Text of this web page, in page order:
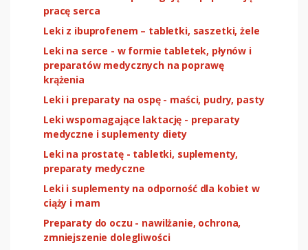
pracę serca
Leki z ibuprofenem – tabletki, saszetki, żele
Leki na serce - w formie tabletek, płynów i
preparatów medycznych na poprawę
krążenia
Leki i preparaty na ospę - maści, pudry, pasty
Leki wspomagające laktację - preparaty
medyczne i suplementy diety
Leki na prostatę - tabletki, suplementy,
preparaty medyczne
Leki i suplementy na odporność dla kobiet w
ciąży i mam
Preparaty do oczu - nawilżanie, ochrona,
zmniejszenie dolegliwości